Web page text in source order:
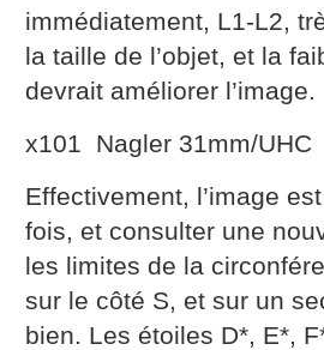
immédiatement, L1-L2,
la taille de l’objet, et la
devrait améliorer l’image.
x101 Nagler 31mm/UHC
Effectivement, l’image
fois, et consulter une
les limites de la
sur le côté S, et sur un
bien. Les étoiles D*, E*,